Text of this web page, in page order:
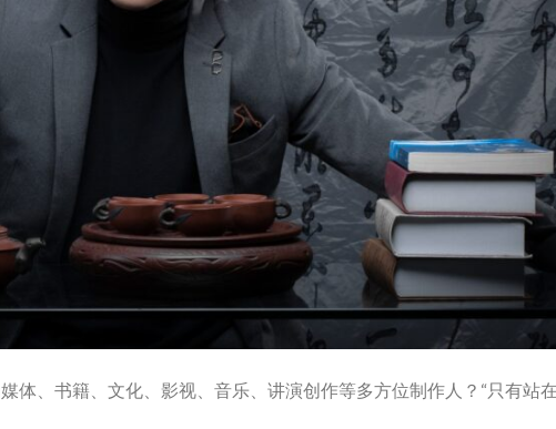
体、书籍、文化、影视、音乐、讲演创作等多方位制作人？“只有站